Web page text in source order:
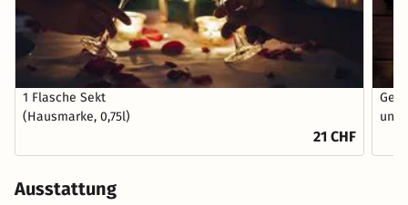
1 Flasche Sekt
(Hausmarke, 0,75l)
21 CHF
und
Ausstattung